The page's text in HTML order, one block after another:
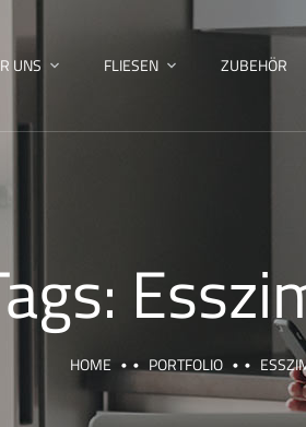
UNS FLIESEN ZUBEHÖR
HOME PORTFOLIO